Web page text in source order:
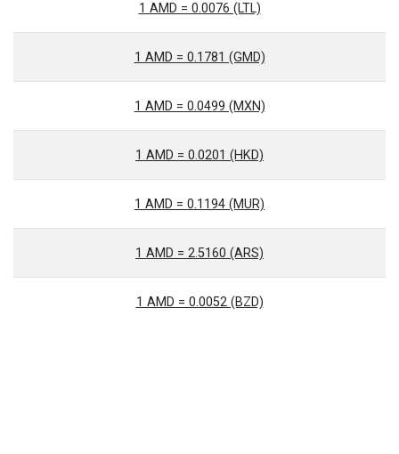
1 AMD = 0.0076 (LTL)
1 AMD = 0.1781 (GMD)
1 AMD = 0.0499 (MXN)
1 AMD = 0.0201 (HKD)
1 AMD = 0.1194 (MUR)
1 AMD = 2.5160 (ARS)
1 AMD = 0.0052 (BZD)